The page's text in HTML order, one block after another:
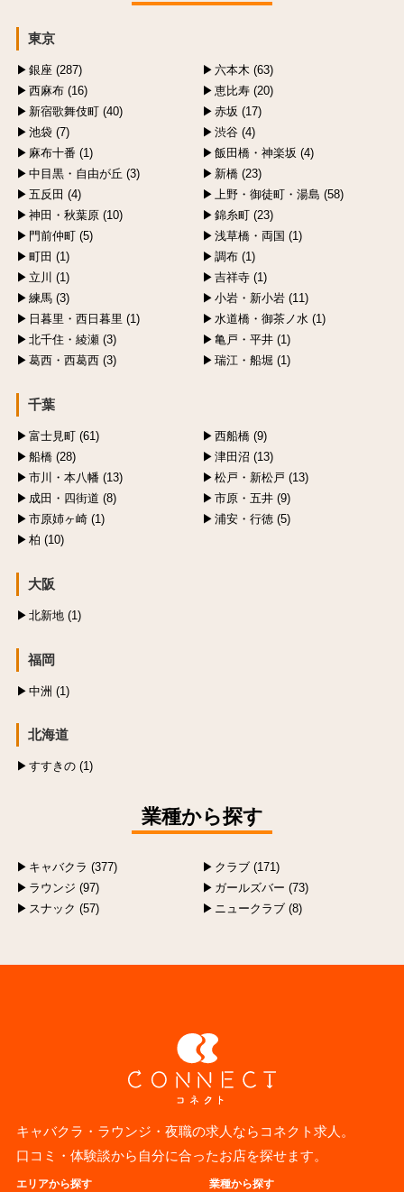
東京
銀座 (287)
六本木 (63)
西麻布 (16)
恵比寿 (20)
新宿歌舞伎町 (40)
赤坂 (17)
池袋 (7)
渋谷 (4)
麻布十番 (1)
飯田橋・神楽坂 (4)
中目黒・自由が丘 (3)
新橋 (23)
五反田 (4)
上野・御徒町・湯島 (58)
神田・秋葉原 (10)
錦糸町 (23)
門前仲町 (5)
浅草橋・両国 (1)
町田 (1)
調布 (1)
立川 (1)
吉祥寺 (1)
練馬 (3)
小岩・新小岩 (11)
日暮里・西日暮里 (1)
水道橋・御茶ノ水 (1)
北千住・綾瀬 (3)
亀戸・平井 (1)
葛西・西葛西 (3)
瑞江・船堀 (1)
千葉
富士見町 (61)
西船橋 (9)
船橋 (28)
津田沼 (13)
市川・本八幡 (13)
松戸・新松戸 (13)
成田・四街道 (8)
市原・五井 (9)
市原姉ヶ崎 (1)
浦安・行徳 (5)
柏 (10)
大阪
北新地 (1)
福岡
中洲 (1)
北海道
すすきの (1)
業種から探す
キャバクラ (377)
クラブ (171)
ラウンジ (97)
ガールズバー (73)
スナック (57)
ニュークラブ (8)
キャバクラ・ラウンジ・夜職の求人ならコネクト求人。
口コミ・体験談から自分に合ったお店を探せます。
エリアから探す 業種から探す